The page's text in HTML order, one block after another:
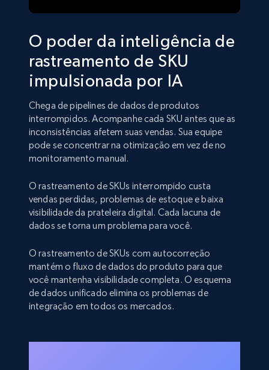
O poder da inteligência de
rastreamento de SKU
impulsionada por IA
Chega de pipelines de dados de produtos
interrompidos. Acompanhe cada SKU antes que as
inconsistências afetem suas vendas. Sua equipe
pode se concentrar na otimização em vez de no
monitoramento manual.
O rastreamento de SKUs interrompido custa
vendas perdidas, problemas de estoque e baixa
visibilidade da prateleira digital. Cada lacuna de
dados se torna um problema para você.
O rastreamento de SKUs com autocorreção
mantém o fluxo de dados do produto para que
você mantenha visibilidade completa. O esquema
de dados unificado elimina os problemas de
integração em todos os mercados.